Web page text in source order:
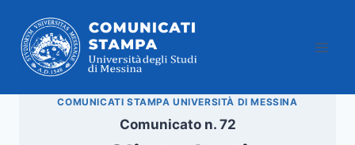
contenuto
COMUNICATI STAMPA UNIVERSITÀ DI MESSINA
Comunicato n. 72